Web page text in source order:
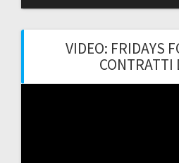
VIDEO: FRIDAYS
CONTRATTI